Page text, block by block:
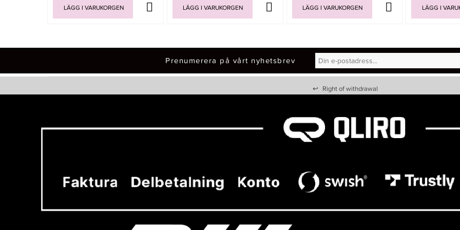
LÄGG I VARUKORGEN LÄGG I VARUKORGEN LÄGG I VARUKORGEN LÄGG I
Prenumerera på vårt nyhetsbrev
↩ Right of withdrawal